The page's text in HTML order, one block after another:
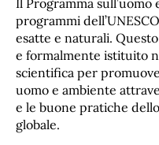
Il Programma sull’uomo
programmi
esatte e naturali.
e formalmente istituito
scientifica per
uomo e ambiente
e le buone pratiche
globale.